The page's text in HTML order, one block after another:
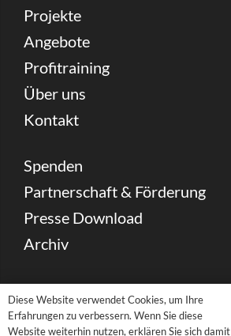
Projekte
Angebote
Profitraining
Über uns
Kontakt
Spenden
Partnerschaft & Förderung
Presse Download
Archiv
Newsletter
Sitemap
Diese Website verwendet Cookies, um Ihre
Erfahrungen zu verbessern. Wenn Sie diese
Website weiterhin nutzen, erklären Sie sich damit